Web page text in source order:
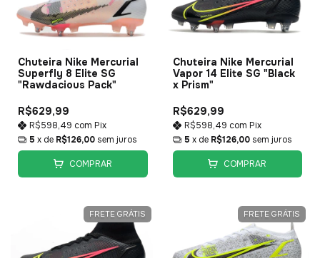
Chuteira Nike Mercurial
Superfly 8 Elite SG
"Rawdacious Pack"
R$629,99
R$598,49 com Pix
5 x de R$126,00 sem juros
COMPRAR
Chuteira Nike Mercurial
Vapor 14 Elite SG "Black
x Prism"
R$629,99
R$598,49 com Pix
5 x de R$126,00 sem juros
COMPRAR
FRETE GRÁTIS FRETE GRÁTIS